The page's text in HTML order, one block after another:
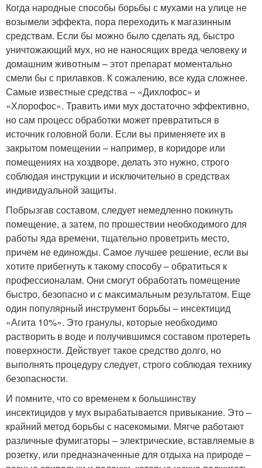
Когда народные способы борьбы с мухами на улице не
возымели эффекта, пора переходить к магазинным
средствам. Если бы можно было сделать яд, быстро
уничтожающий мух, но не наносящих вреда человеку и
домашним животным – этот препарат моментально
смели бы с прилавков. К сожалению, все куда сложнее.
Самые известные средства – «Дихлофос» и
«Хлорофос». Травить ими мух достаточно эффективно,
но сам процесс обработки может превратиться в
источник головной боли. Если вы применяете их в
закрытом помещении – например, в коридоре или
помещениях на хоздворе, делать это нужно, строго
соблюдая инструкции и исключительно в средствах
индивидуальной защиты.
Побрызгав составом, следует немедленно покинуть
помещение, а затем, по прошествии необходимого для
работы яда времени, тщательно проветрить место,
причем не единожды. Самое лучшее решение, если вы
хотите прибегнуть к такому способу – обратиться к
профессионалам. Они смогут обработать помещение
быстро, безопасно и с максимальным результатом. Еще
один популярный инструмент борьбы – инсектицид
«Агита 10%». Это гранулы, которые необходимо
растворить в воде и получившимся составом протереть
поверхности. Действует такое средство долго, но
выполнять процедуру следует, строго соблюдая технику
безопасности.
И помните, что со временем к большинству
инсектицидов у мух вырабатывается привыкание. Это –
крайний метод борьбы с насекомыми. Мягче работают
различные фумигаторы – электрические, вставляемые в
розетку, или предназначенные для отдыха на природе –